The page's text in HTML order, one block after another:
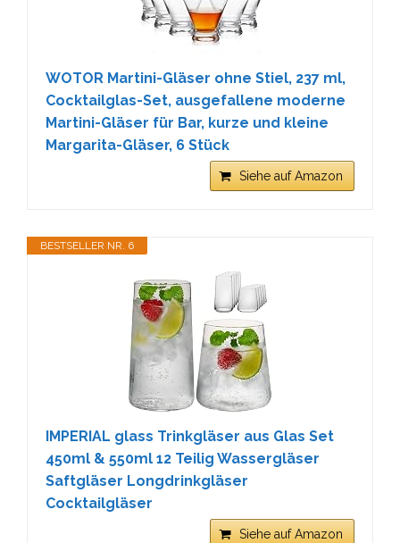
WOTOR Martini-Gläser ohne Stiel, 237 ml,
Cocktailglas-Set, ausgefallene moderne
Martini-Gläser für Bar, kurze und kleine
Margarita-Gläser, 6 Stück
Siehe auf Amazon
BESTSELLER NR. 6
IMPERIAL glass Trinkgläser aus Glas Set
450ml & 550ml 12 Teilig Wassergläser
Saftgläser Longdrinkgläser
Cocktailgläser
Siehe auf Amazon